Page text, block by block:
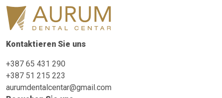
Kontaktieren Sie uns
+387 65 431 290
+387 51 215 223
aurumdentalcentar@gmail.com